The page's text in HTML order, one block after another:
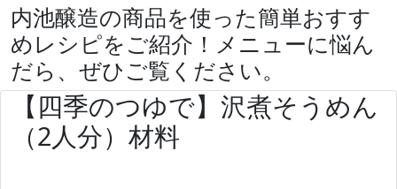
内池醸造の商品を使った簡単おすす
めレシピをご紹介！メニューに悩ん
だら、ぜひご覧ください。
【四季のつゆで】沢煮そうめん
（2人分）材料